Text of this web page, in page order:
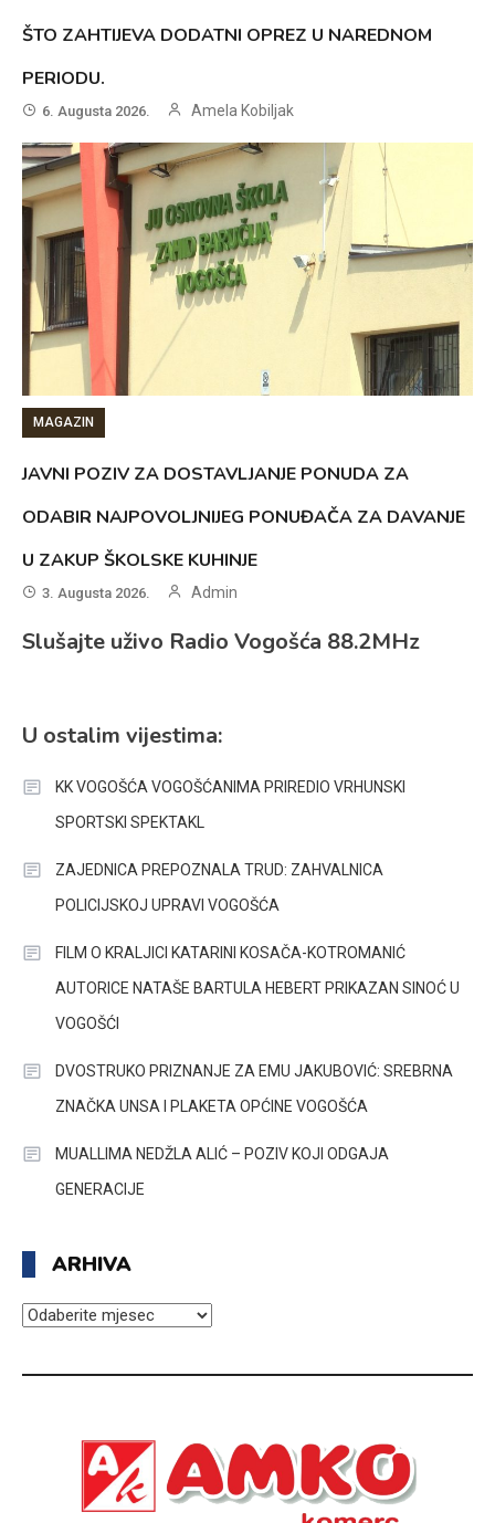
ŠTO ZAHTIJEVA DODATNI OPREZ U NAREDNOM
PERIODU.
6. Augusta 2026. Amela Kobiljak
MAGAZIN
JAVNI POZIV ZA DOSTAVLJANJE PONUDA ZA
ODABIR NAJPOVOLJNIJEG PONUĐAČA ZA DAVANJE
U ZAKUP ŠKOLSKE KUHINJE
3. Augusta 2026. Admin
Slušajte uživo Radio Vogošća 88.2MHz
U ostalim vijestima:
KK VOGOŠĆA VOGOŠĆANIMA PRIREDIO VRHUNSKI
SPORTSKI SPEKTAKL
ZAJEDNICA PREPOZNALA TRUD: ZAHVALNICA
POLICIJSKOJ UPRAVI VOGOŠĆA
FILM O KRALJICI KATARINI KOSAČA-KOTROMANIĆ
AUTORICE NATAŠE BARTULA HEBERT PRIKAZAN SINOĆ U
VOGOŠĆI
DVOSTRUKO PRIZNANJE ZA EMU JAKUBOVIĆ: SREBRNA
ZNAČKA UNSA I PLAKETA OPĆINE VOGOŠĆA
MUALLIMA NEDŽLA ALIĆ – POZIV KOJI ODGAJA
GENERACIJE
ARHIVA
ARHIVA